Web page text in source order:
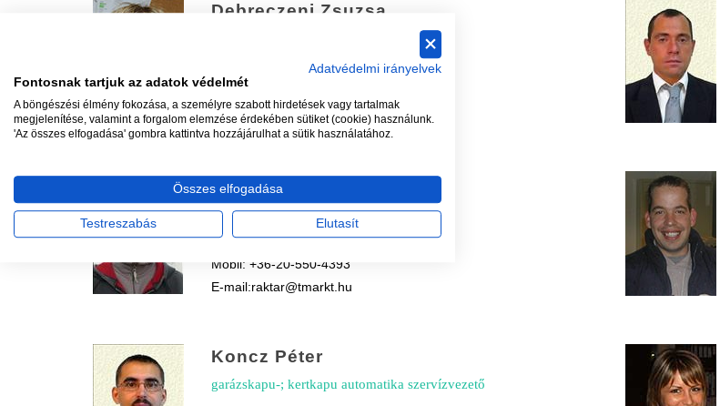
Debreczeni Zsuzsa
Telefon: +36-26-525-542
Mobil: +36-20-403-43-11
E-mail: debreczeni.zsuzsa@tmarkt.hu
Rangasz Zsolt
raktárvezető
Tel:+36-26-525-528
Mobil: +36-20-550-4393
E-mail:raktar@tmarkt.hu
Koncz Péter
garázskapu-; kertkapu automatika szervízvezető
Adatvédelmi irányelvek
Fontosnak tartjuk az adatok védelmét
A böngészési élmény fokozása, a személyre szabott hirdetések vagy tartalmak
megjelenítése, valamint a forgalom elemzése érdekében sütiket (cookie) használunk.
'Az összes elfogadása' gombra kattintva hozzájárulhat a sütik használatához.
Összes elfogadása
Testreszabás Elutasít